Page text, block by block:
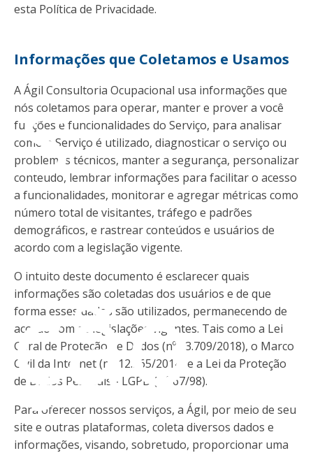
esta Política de Privacidade.
Informações que Coletamos e Usamos
A Ágil Consultoria Ocupacional usa informações que
nós coletamos para operar, manter e prover a você
funções e funcionalidades do Serviço, para analisar
como o Serviço é utilizado, diagnosticar o serviço ou
problemas técnicos, manter a segurança, personalizar
conteúdo, lembrar informações para facilitar o acesso
a funcionalidades, monitorar e agregar métricas como
número total de visitantes, tráfego e padrões
demográficos, e rastrear conteúdos e usuários de
acordo com a legislação vigente.
O intuito deste documento é esclarecer quais
informações são coletadas dos usuários e de que
forma esses dados são utilizados, permanecendo de
acordo com as legislações vigentes. Tais como a Lei
Geral de Proteção de Dados (nº 13.709/2018), o Marco
Civil da Internet (nº. 12.965/2014) e a Lei da Proteção
de Dados Pessoais - LGPD (n.º 67/98).
Para oferecer nossos serviços, a Ágil, por meio de seu
site e outras plataformas, coleta diversos dados e
informações, visando, sobretudo, proporcionar uma